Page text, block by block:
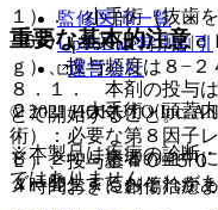
重要な基本的注意
８．１． 本剤の投与
とで開始すること。
８．２． 患者の血中
ター発生するおそれがあ
１）． 小手術（抜歯
−６０（％又はＩＵ／ｄ
ｇ）、投与頻度は８−２
２）． 大手術（頭蓋
術）：必要な第８因子
Ｌ）、投与量４０−５
４時間おきに創傷治癒ま
監修医師一覧
UpToDate特別割引
運営会社
© 2021 HOKUTO Inc. All
※本製品は疾病の診断
ではありません。